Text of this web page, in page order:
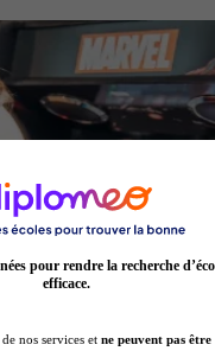
pour rendre la recherche
efficace.
nos services et ne peuvent pas être